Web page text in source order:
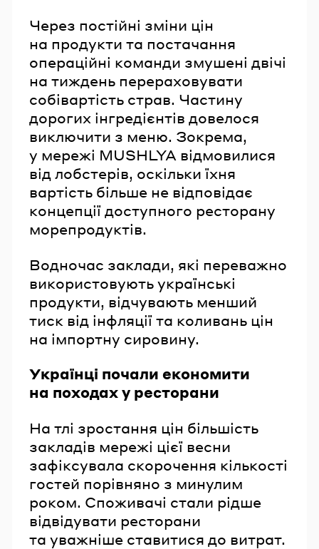
Через постійні зміни цін
на продукти та постачання
операційні команди змушені двічі
на тиждень перераховувати
собівартість страв. Частину
дорогих інгредієнтів довелося
виключити з меню. Зокрема,
у мережі MUSHLYA відмовилися
від лобстерів, оскільки їхня
вартість більше не відповідає
концепції доступного ресторану
морепродуктів.
Водночас заклади, які переважно
використовують українські
продукти, відчувають менший
тиск від інфляції та коливань цін
на імпортну сировину.
Українці почали економити
на походах у ресторани
На тлі зростання цін більшість
закладів мережі цієї весни
зафіксувала скорочення кількості
гостей порівняно з минулим
роком. Споживачі стали рідше
відвідувати ресторани
та уважніше ставитися до витрат.